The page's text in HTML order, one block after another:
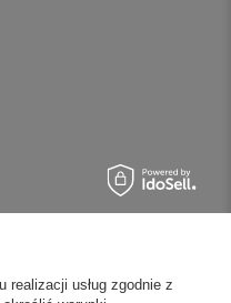
usług zgodnie z